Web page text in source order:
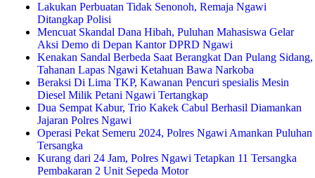
Lakukan Perbuatan Tidak Senonoh, Remaja Ngawi
Ditangkap Polisi
Mencuat Skandal Dana Hibah, Puluhan Mahasiswa Gelar
Aksi Demo di Depan Kantor DPRD Ngawi
Kenakan Sandal Berbeda Saat Berangkat Dan Pulang Sidang,
Tahanan Lapas Ngawi Ketahuan Bawa Narkoba
Beraksi Di Lima TKP, Kawanan Pencuri spesialis Mesin
Diesel Milik Petani Ngawi Tertangkap
Dua Sempat Kabur, Trio Kakek Cabul Berhasil Diamankan
Jajaran Polres Ngawi
Operasi Pekat Semeru 2024, Polres Ngawi Amankan Puluhan
Tersangka
Kurang dari 24 Jam, Polres Ngawi Tetapkan 11 Tersangka
Pembakaran 2 Unit Sepeda Motor